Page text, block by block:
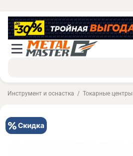
Инструмент и оснастка Токарные центры